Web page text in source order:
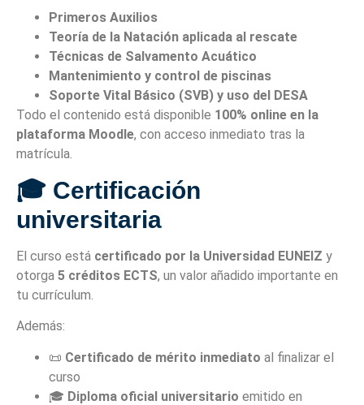
Primeros Auxilios
Teoría de la Natación aplicada al rescate
Técnicas de Salvamento Acuático
Mantenimiento y control de piscinas
Soporte Vital Básico (SVB) y uso del DESA
Todo el contenido está disponible 100% online en la
plataforma Moodle, con acceso inmediato tras la
matrícula.
🎓 Certificación
universitaria
El curso está certificado por la Universidad EUNEIZ y
otorga 5 créditos ECTS, un valor añadido importante en
tu currículum.
Además:
📜 Certificado de mérito inmediato al finalizar el
curso
🎓 Diploma oficial universitario emitido en